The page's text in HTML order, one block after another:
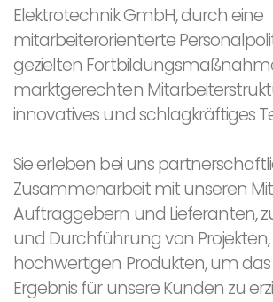
Elektrotechnik GmbH, durch eine
mitarbeiterorientierte
gezielten
marktgerechten
innovatives und schlagkräftiges
Sie erleben bei uns
Zusammenarbeit mit unseren
Auftraggebern und Lieferanten,
und Durchführung von
hochwertigen Produkten, um
Ergebnis für unsere Kunden zu